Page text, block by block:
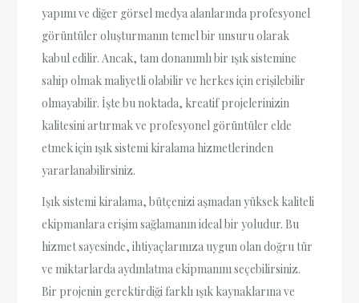
yapımı ve diğer görsel medya alanlarında profesyonel
görüntüler oluşturmanın temel bir unsuru olarak
kabul edilir. Ancak, tam donanımlı bir ışık sistemine
sahip olmak maliyetli olabilir ve herkes için erişilebilir
olmayabilir. İşte bu noktada, kreatif projelerinizin
kalitesini artırmak ve profesyonel görüntüler elde
etmek için ışık sistemi kiralama hizmetlerinden
yararlanabilirsiniz.
Işık sistemi kiralama, bütçenizi aşmadan yüksek kaliteli
ekipmanlara erişim sağlamanın ideal bir yoludur. Bu
hizmet sayesinde, ihtiyaçlarınıza uygun olan doğru tür
ve miktarlarda aydınlatma ekipmanını seçebilirsiniz.
Bir projenin gerektirdiği farklı ışık kaynaklarına ve